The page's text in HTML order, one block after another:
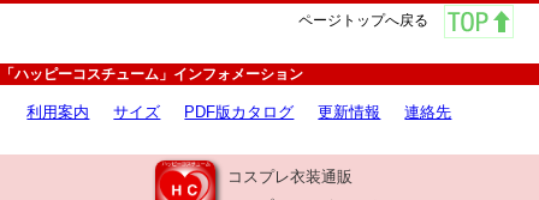
ページトップへ戻る
「ハッピーコスチューム」インフォメーション
利用案内 サイズ PDF版カタログ 更新情報 連絡先
コスプレ衣装通販